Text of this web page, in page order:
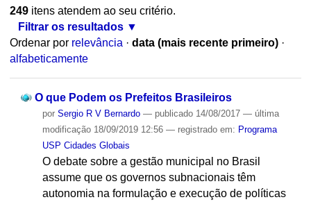
249itens atendem ao seu critério.
Filtrar os resultados
Ordenar por relevância · data (mais recente primeiro) ·
alfabeticamente
O que Podem os Prefeitos Brasileiros
por Sergio R V Bernardo — publicado14/08/2017 — última
modificação18/09/2019 12:56 — registrado em: Programa
USP Cidades Globais
O debate sobre a gestão municipal no Brasil
assume que os governos subnacionais têm
autonomia na formulação e execução de políticas